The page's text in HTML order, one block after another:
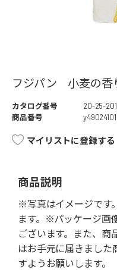
フジパン 小麦の香
カタログ番号
20-25-
商品番号
マイリストに登録する
商品説明
※写真はイメージです
ます。※パッケージ画
ございます。また、商
はお手元に届きました
すようお願いします。